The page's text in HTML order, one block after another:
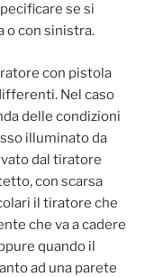
se si
o con sinistra.
con pistola
Nel caso
delle condizioni
illuminato da
dal tiratore
con scarsa
il tiratore che
che va a cadere
quando il
ad una parete